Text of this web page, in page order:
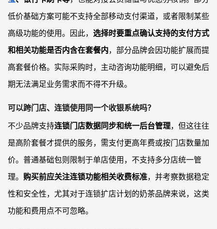
低价基础方案可能不支持全部移动支付渠道，或者限制某些
高级功能的使用。因此， 选择时要重点确认支持的支付方式
和相关功能是否内含在套餐内，部分品牌会因功能扩展而提
高套餐价格。实际采购时，主动咨询功能明细，可以避免后
期无法满足业务需求而不得不升级。
可以跨门店、连锁使用同一个收银系统吗？
不少品牌支持连锁门店数据同步和统一后台管理，但这往往
是高阶套餐才提供的服务，需支付更高年费或按门店数量加
价。普通基础包则限制于单店使用，不支持多分店统一管
理。 购买前应关注连锁功能相关收费标准，并考察数据稳定
性和安全性，尤其对于连锁扩店计划的奶茶品牌来说，这类
功能和费用点不可忽略。